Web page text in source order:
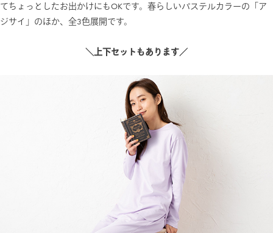
てちょっとしたお出かけにもOKです。春らしいパステルカラーの「ア
ジサイ」のほか、全3色展開です。
＼上下セットもあります／